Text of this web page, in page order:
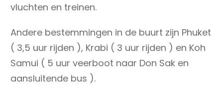
vluchten en treinen.
Andere bestemmingen in de buurt zijn Phuket
( 3,5 uur rijden ), Krabi ( 3 uur rijden ) en Koh
Samui ( 5 uur veerboot naar Don Sak en
aansluitende bus ).